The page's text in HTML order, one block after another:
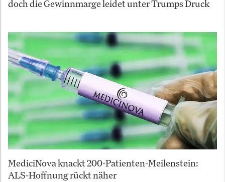
doch die Gewinnmarge leidet unter Trumps Druck
MediciNova knackt 200-Patienten-Meilenstein:
ALS-Hoffnung rückt näher